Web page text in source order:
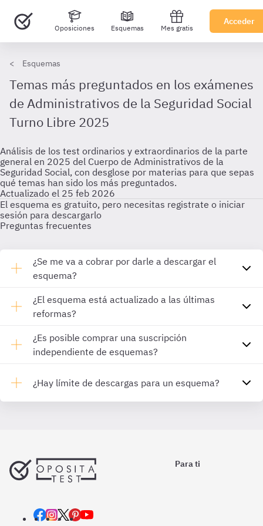
Oposiciones Esquemas Mes gratis
Acceder
Esquemas
Temas más preguntados en los exámenes
de Administrativos de la Seguridad Social
Turno Libre 2025
Análisis de los test ordinarios y extraordinarios de la parte
general en 2025 del Cuerpo de Administrativos de la
Seguridad Social, con desglose por materias para que sepas
qué temas han sido los más preguntados.
Actualizado el 25 feb 2026
El esquema es gratuito, pero necesitas registrate o iniciar
sesión para descargarlo
Preguntas frecuentes
¿Se me va a cobrar por darle a descargar el
esquema?
¿El esquema está actualizado a las últimas
reformas?
¿Es posible comprar una suscripción
independiente de esquemas?
¿Hay límite de descargas para un esquema?
Para ti